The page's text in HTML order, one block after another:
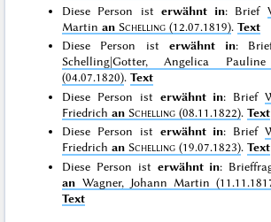
Diese Person ist erwähnt in: Brief
Martinan Schelling (12.07.1819).Text
Diese Person ist erwähnt in:
Schelling|Gotter, Angelica
(04.07.1820).Text
Diese Person ist erwähnt in: Brief
Friedrichan Schelling (08.11.1822).Text
Diese Person ist erwähnt in: Brief
Friedrichan Schelling (19.07.1823).Text
Diese Person ist erwähnt in:
an Wagner, Johann Martin
Text